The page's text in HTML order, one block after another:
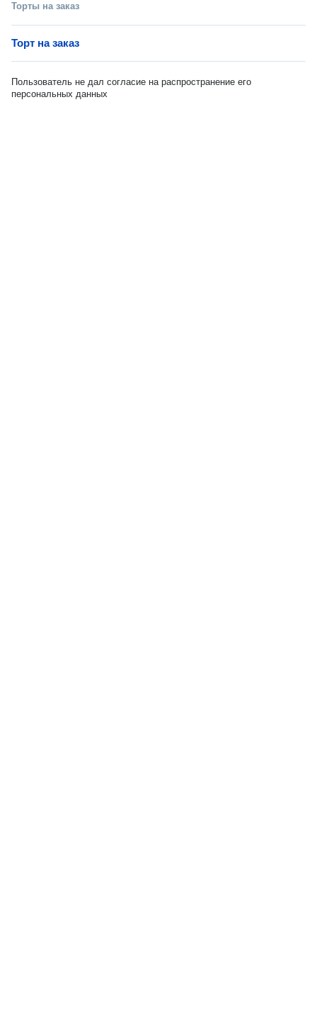
Торты на заказ
Торт на заказ
Пользователь не дал согласие на распространение его
персональных данных